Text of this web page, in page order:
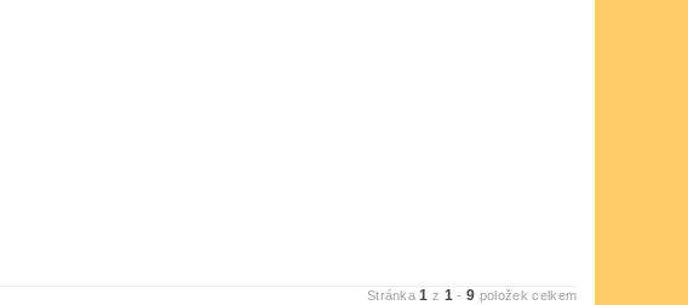
Stránka1 z 1 -9 položek celkem